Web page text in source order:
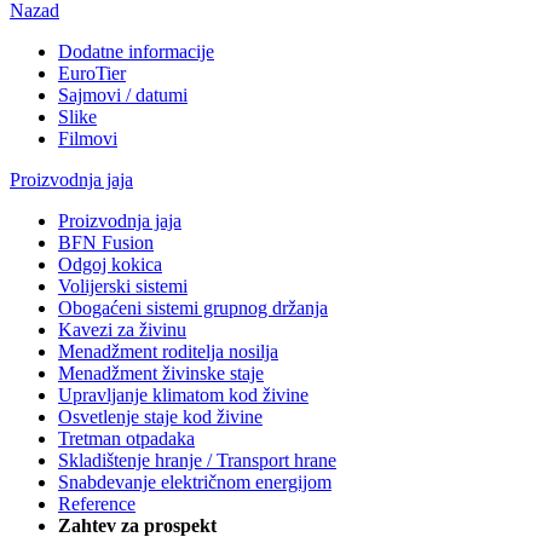
Nazad
Dodatne informacije
EuroTier
Sajmovi / datumi
Slike
Filmovi
Proizvodnja jaja
Proizvodnja jaja
BFN Fusion
Odgoj kokica
Volijerski sistemi
Obogaćeni sistemi grupnog držanja
Kavezi za živinu
Menadžment roditelja nosilja
Menadžment živinske staje
Upravljanje klimatom kod živine
Osvetlenje staje kod živine
Tretman otpadaka
Skladištenje hranje / Transport hrane
Snabdevanje električnom energijom
Reference
Zahtev za prospekt